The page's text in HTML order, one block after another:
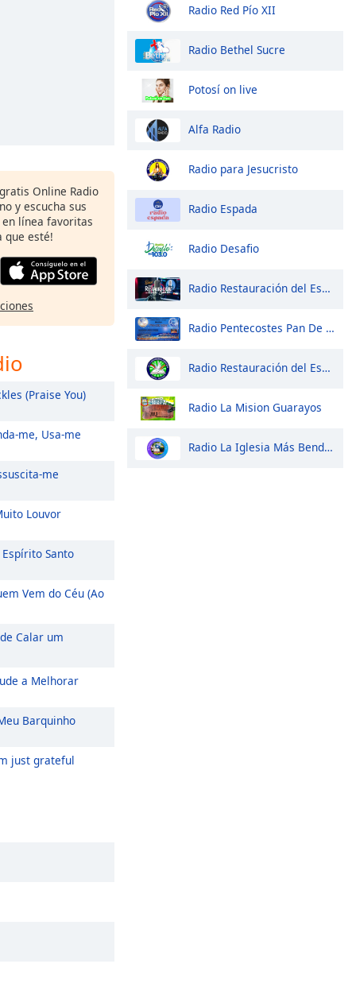
Online Radio
y escucha sus
línea favoritas
que esté!
(Praise You)
me, Usa-me
me
Louvor
Espírito Santo
Vem do Céu (Ao
Calar um
a Melhorar
Barquinho
just grateful
Radio Red Pío XII
Radio Bethel Sucre
Potosí on live
Alfa Radio
Radio para Jesucristo
Radio Espada
Radio Desafio
Radio Restauración del Espíritu Santo | Potosí
Radio Pentecostes Pan De Vida
Radio Restauración del Espíritu Santo | Tarija
Radio La Mision Guarayos
Radio La Iglesia Más Bendecida